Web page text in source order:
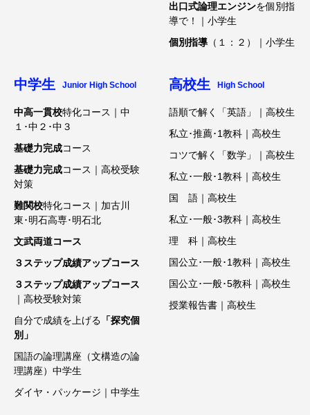
出口式論理エンジンを個別指
導で！｜小学生
個別指導 （１：２）｜小学生
中学生 Junior High School
中高一貫校特化コース｜中
１･中２･中３
基礎力完成コース
基礎力完成コース｜高校受験
対策
難関校特化コース｜加古川
東･明石高専･明石北
文武両道コース
３ステップ成績アップコース
３ステップ成績アップコース
｜高校受験対策
自分で成績を上げる 「探究個
別」
国語の論理講座（文構造の論
理講座）中学生
ダイヤ・パッケージ｜中学生
高校生 High School
語順で解く「英語」｜高校生
私立･推薦･1教科｜高校生
コツで解く「数学」｜高校生
私立･一般･1教科｜高校生
国 語｜高校生
私立･一般･3教科｜高校生
理 科｜高校生
国公立･一般･1教科｜高校生
国公立･一般･5教科｜高校生
授業報告書｜高校生